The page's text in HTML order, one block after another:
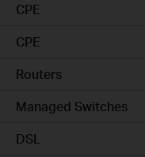
CPE
CPE
Routers
Managed Switches
DSL